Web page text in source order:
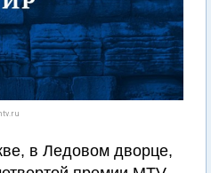
в Ледовом дворце,